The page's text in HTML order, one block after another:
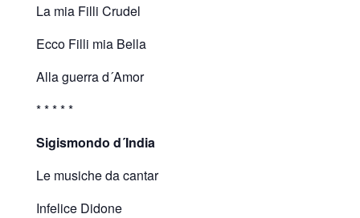
La mia Filli Crudel
Ecco Filli mia Bella
Alla guerra d´Amor
* * * * *
Sigismondo d´India
Le musiche da cantar
Infelice Didone